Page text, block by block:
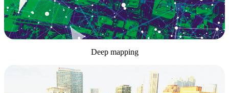
Deep mapping